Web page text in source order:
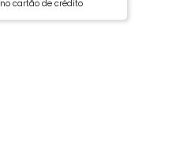
no cartão de crédito